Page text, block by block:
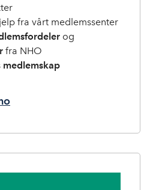
fra vårt medlemssenter
og
fra NHO
medlemskap